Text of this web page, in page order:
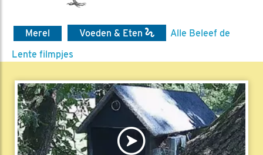
Merel Voeden & Eten
Alle Beleef de
Lente filmpjes